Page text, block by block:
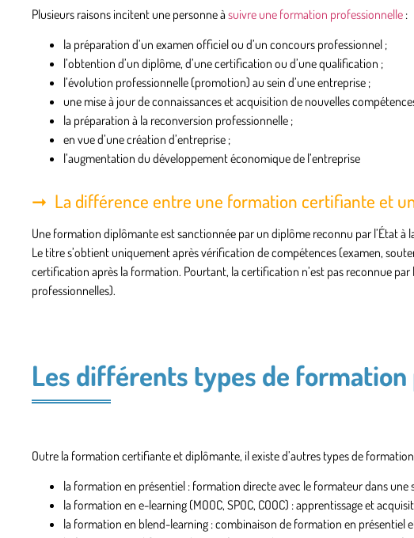
Plusieurs raisons incitent une personne à suivre une formation professionnelle :
la préparation d’un examen officiel ou d’un concours professionnel ;
l’obtention d’un diplôme, d’une certification ou d’une qualification ;
l’évolution professionnelle (promotion) au sein d’une entreprise ;
une mise à jour de connaissances et acquisition de nouvelles
la préparation à la reconversion professionnelle ;
en vue d’unecréation d’entreprise ;
l’augmentation du développement économique de l’entreprise
La différence entre une formation certifiante et
Une formation diplômanteest sanctionnée par un diplôme reconnu par l’Étatà
Le titre s’obtient uniquement après vérification de compétences (examen,
certification après la formation. Pourtant, la certification n’est pas reconnue par
professionnelles).
Les différents types de
Outre la formation certifiante et diplômante, il existe d’autres types de
la formation en présentiel : formation directe avec le formateur dans une
la formation en e-learning (MOOC, SPOC, COOC) : apprentissage et
la formation en blend-learning : combinaison de formation en présentiel